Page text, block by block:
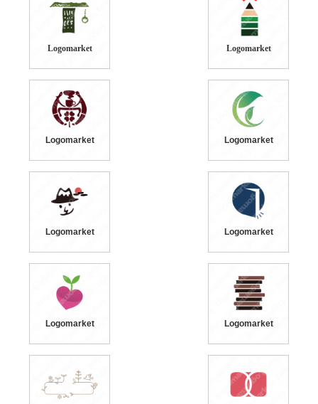
Logomarket Logomarket
Logomarket Logomarket
Logomarket Logomarket
Logomarket Logomarket